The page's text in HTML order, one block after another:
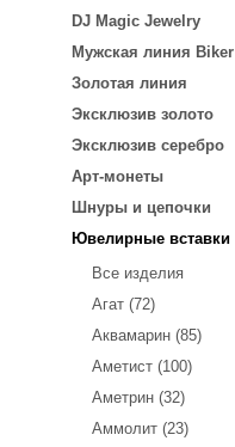
DJ Magic Jewelry
Мужская линия Biker
Золотая линия
Эксклюзив золото
Эксклюзив серебро
Арт-монеты
Шнуры и цепочки
Ювелирные вставки
Все изделия
Агат (72)
Аквамарин (85)
Аметист (100)
Аметрин (32)
Аммолит (23)